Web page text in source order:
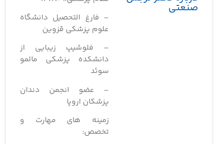
صنعتی
– فارغ التحصیل دانشگاه
علوم پزشکی قزوین
– فلوشیپ زیبایی از
دانشکده پزشکی مالمو
سوئد
– عضو انجمن دندان
پزشکان اروپا
زمینه های مهارت و
تخصص: